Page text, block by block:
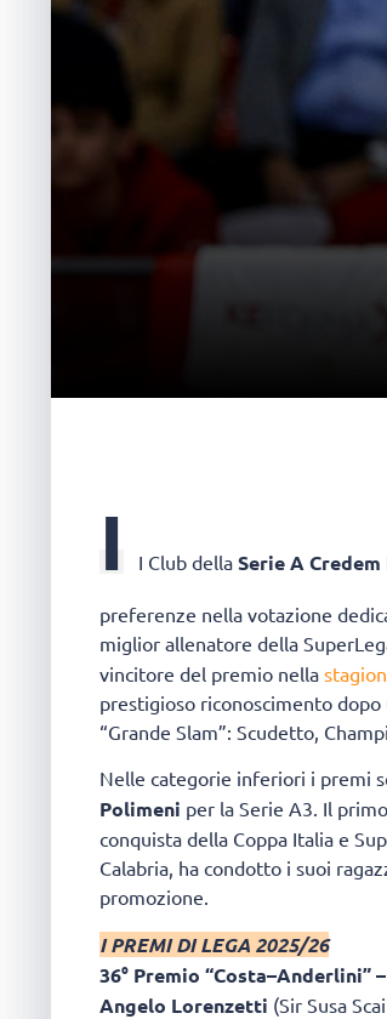
I I Club della Serie A Credem
preferenze nella votazione
miglior allenatore della
vincitore del premio nella
prestigioso riconoscimento
“Grande Slam”: Scudetto,
Nelle categorie inferiori i premi
Polimeni per la Serie A3. Il
conquista della Coppa Italia e
Calabria, ha condotto i suoi
promozione.
I PREMI DI LEGA 2025/26
36° Premio
Angelo Lorenzetti (Sir Susa